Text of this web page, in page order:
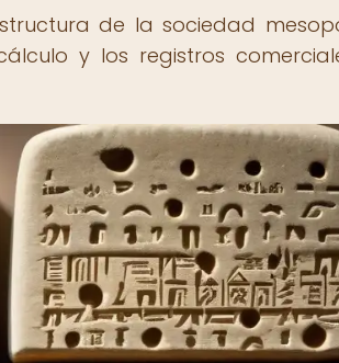
de la sociedad
y los registros